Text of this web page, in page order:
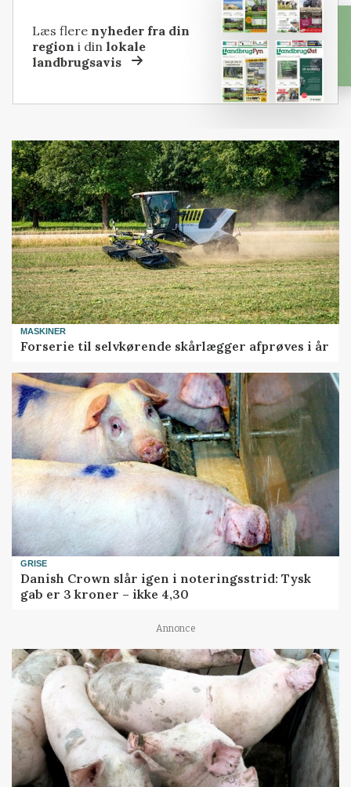
Læs flere nyheder fra din
region i dinlokale
landbrugsavis
MASKINER
Forserie til selvkørende skårlægger afprøves i år
GRISE
Danish Crown slår igen i noteringsstrid: Tysk
gab er 3 kroner – ikke 4,30
Annonce